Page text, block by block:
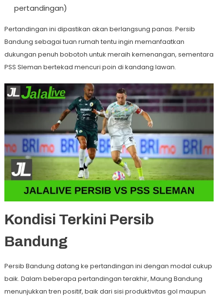
pertandingan)
Pertandingan ini dipastikan akan berlangsung panas. Persib
Bandung sebagai tuan rumah tentu ingin memanfaatkan
dukungan penuh bobotoh untuk meraih kemenangan, sementara
PSS Sleman bertekad mencuri poin di kandang lawan.
Kondisi Terkini Persib
Bandung
Persib Bandung datang ke pertandingan ini dengan modal cukup
baik. Dalam beberapa pertandingan terakhir, Maung Bandung
menunjukkan tren positif, baik dari sisi produktivitas gol maupun